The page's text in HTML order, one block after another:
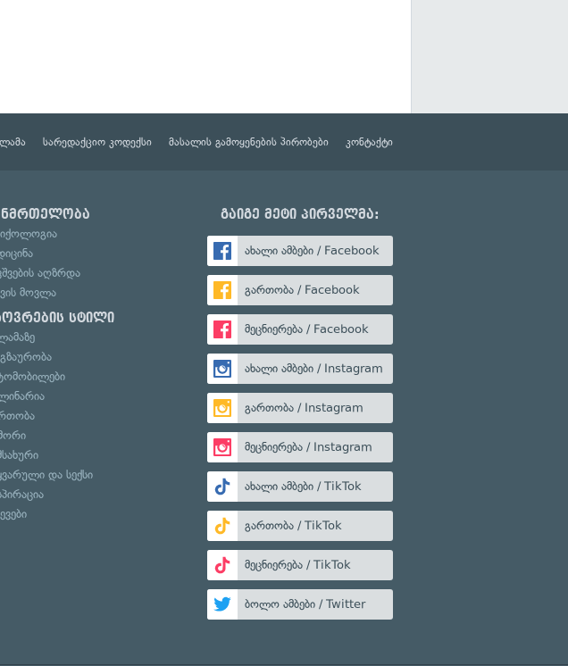
სარედაქციო კოდექსი მასალის გამოყენების პირობები კონტაქტი
აღზრდა
მოვლა
სტილი
და სექსი
გაიგე მეტი პირველმა:
ახალი ამბები / Facebook
გართობა / Facebook
მეცნიერება / Facebook
ახალი ამბები / Instagram
გართობა / Instagram
მეცნიერება / Instagram
ახალი ამბები / TikTok
გართობა / TikTok
მეცნიერება / TikTok
ბოლო ამბები / Twitter